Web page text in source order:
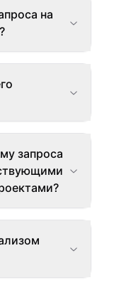
на
запроса